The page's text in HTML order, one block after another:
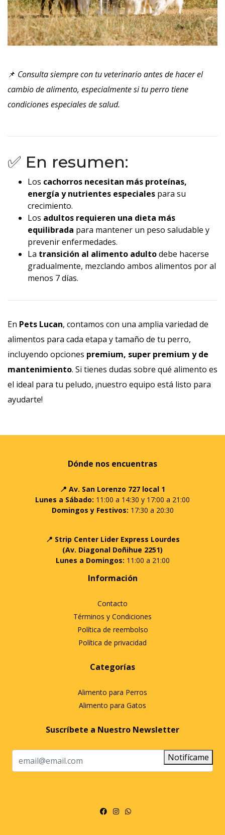
📌 Consulta siempre con tu veterinario antes de hacer el
cambio de alimento, especialmente si tu perro tiene
condiciones especiales de salud.
✅ En resumen:
Los cachorros necesitan más proteínas,
energía y nutrientes especiales para su
crecimiento.
Los adultos requieren una dieta más
equilibrada para mantener un peso saludable y
prevenir enfermedades.
La transición al alimento adultodebe hacerse
gradualmente, mezclando ambos alimentos por al
menos 7 días.
En Pets Lucan, contamos con una amplia variedad de
alimentos para cada etapa y tamaño de tu perro,
incluyendo opciones premium, super premium y de
mantenimiento. Si tienes dudas sobre qué alimento es
el ideal para tu peludo, ¡nuestro equipo está listo para
ayudarte!
Dónde nos encuentras
📍 Av. San Lorenzo 727 local 1
Lunes a Sábado: 11:00 a 14:30 y 17:00 a 21:00
Domingos y Festivos: 17:30 a 20:30
📍 Strip Center Lider Express Lourdes
(Av. Diagonal Doñihue 2251)
Lunes a Domingos: 11:00 a 21:00
Información
Contacto
Términos y Condiciones
Política de reembolso
Política de privacidad
Categorías
Alimento para Perros
Alimento para Gatos
Suscríbete a Nuestro Newsletter
Notifícame